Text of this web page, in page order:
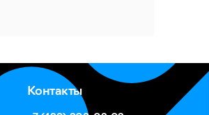
Контакты